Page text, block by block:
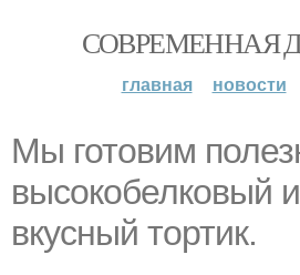
СОВРЕМЕННАЯ
главная новости
Мы готовим
высокобелковый
вкусный тортик.